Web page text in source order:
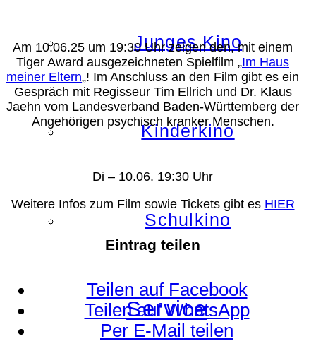
Junges Kino
Kinderkino
Schulkino
Service
Am 10.06.25 um 19:30 Uhr zeigen den, mit einem
Tiger Award ausgezeichneten Spielfilm „Im Haus
meiner Eltern„! Im Anschluss an den Film gibt es ein
Gespräch mit Regisseur Tim Ellrich und Dr. Klaus
Jaehn vom Landesverband Baden-Württemberg der
Angehörigen psychisch kranker Menschen.
Di – 10.06. 19:30 Uhr
Weitere Infos zum Film sowie Tickets gibt es HIER
Eintrag teilen
Teilen auf Facebook
Teilen auf WhatsApp
Per E-Mail teilen